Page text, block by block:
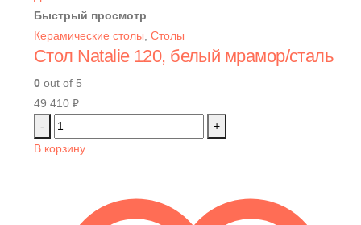
Быстрый просмотр
Керамические столы Столы
Стол Natalie 120, белый мрамор/сталь
0 out of 5
49 410 ₽
-
+
В корзину